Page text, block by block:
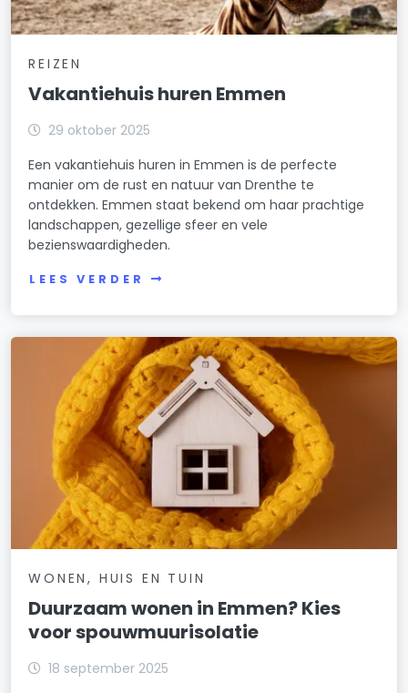
REIZEN
Vakantiehuis huren Emmen
29 oktober 2025
Een vakantiehuis huren in Emmen is de perfecte
manier om de rust en natuur van Drenthe te
ontdekken. Emmen staat bekend om haar prachtige
landschappen, gezellige sfeer en vele
bezienswaardigheden.
LEES VERDER
WONEN, HUIS EN TUIN
Duurzaam wonen in Emmen? Kies
voor spouwmuurisolatie
18 september 2025